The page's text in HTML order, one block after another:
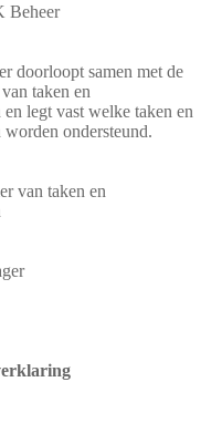
Beheer
doorloopt samen met de
taken en
legt vast welke taken en
ondersteund.
van taken en